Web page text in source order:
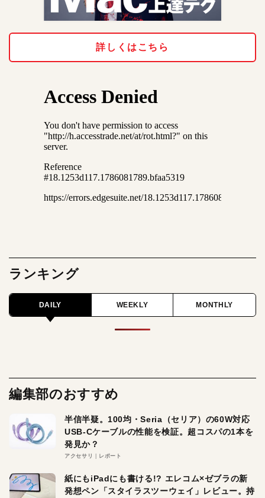
詳しくはこちら
ランキング
DAILY WEEKLY MONTHLY
編集部のおすすめ
半信半疑。100均・Seria（セリア）の60W対応
USB-Cケーブルの性能を検証。超コスパの1本を
発見か？
アクセサリ レポート
紙にもiPadにも書ける!? エレコム×ゼブラの新
発想ペン「スタイラスツーウェイ」レビュー。持